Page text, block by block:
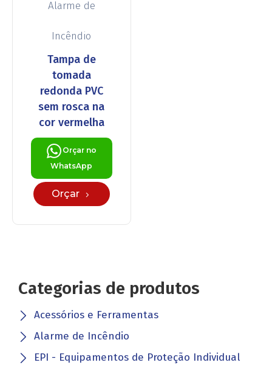
Alarme de
Incêndio
Tampa de
tomada
redonda PVC
sem rosca na
cor vermelha
Orçar no
WhatsApp
Orçar
Categorias de produtos
Acessórios e Ferramentas
Alarme de Incêndio
EPI - Equipamentos de Proteção Individual